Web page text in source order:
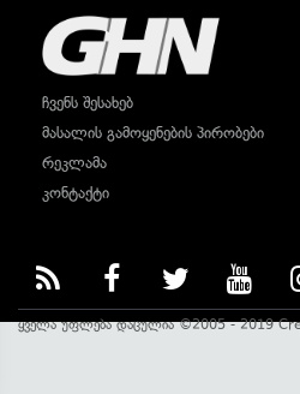
ჩვენს შესახებ
მასალის გამოყენების პირობები
რეკლამა
კონტაქტი
ყველა უფლება დაცულია ©2005 - 2019